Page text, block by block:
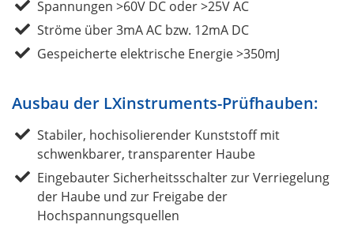
Spannungen >60V DC oder >25V AC
Ströme über 3mA AC bzw. 12mA DC
Gespeicherte elektrische Energie >350mJ
Ausbau der LXinstruments-Prüfhauben:
Stabiler, hochisolierender Kunststoff mit
schwenkbarer, transparenter Haube
Eingebauter Sicherheitsschalter zur Verriegelung
der Haube und zur Freigabe der
Hochspannungsquellen